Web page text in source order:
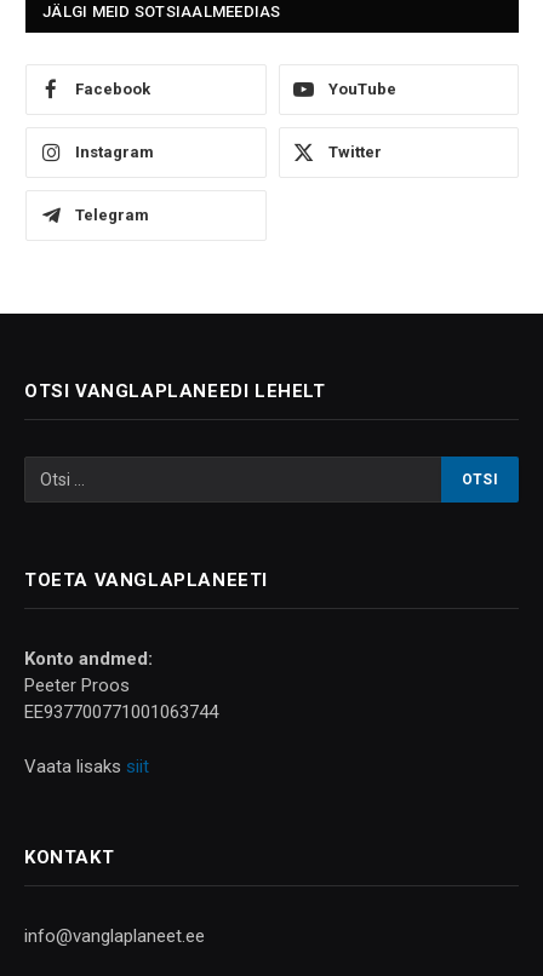
JÄLGI MEID SOTSIAALMEEDIAS
Facebook YouTube
Instagram Twitter
Telegram
OTSI VANGLAPLANEEDI LEHELT
TOETA VANGLAPLANEETI
Konto andmed:
Peeter Proos
EE937700771001063744
Vaata lisaks siit
KONTAKT
info@vanglaplaneet.ee